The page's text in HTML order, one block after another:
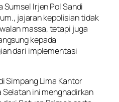
Sumsel Irjen Pol Sandi
jajaran kepolisian tidak
massa, tetapi juga
kepada
dari implementasi
Simpang Lima Kantor
Selatan ini menghadirkan